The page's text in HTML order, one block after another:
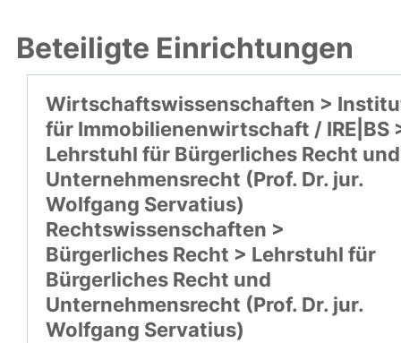
Beteiligte Einrichtungen
Wirtschaftswissenschaften >
für Immobilienenwirtschaft / IRE|BS
Lehrstuhl für Bürgerliches Recht und
Unternehmensrecht (Prof. Dr. jur.
Wolfgang Servatius)
Rechtswissenschaften >
Bürgerliches Recht > Lehrstuhl für
Bürgerliches Recht und
Unternehmensrecht (Prof. Dr. jur.
Wolfgang Servatius)